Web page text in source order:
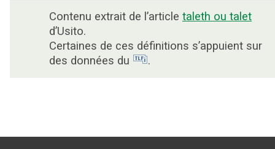
Contenu extrait de l’article taleth ou talet
d’Usito.
Certaines de ces définitions s’appuient sur
des données du
.